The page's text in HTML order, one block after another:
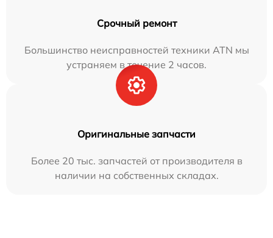
Срочный ремонт
Большинство неисправностей техники ATN мы
устраняем в течение 2 часов.
Оригинальные запчасти
Более 20 тыс. запчастей от производителя в
наличии на собственных складах.